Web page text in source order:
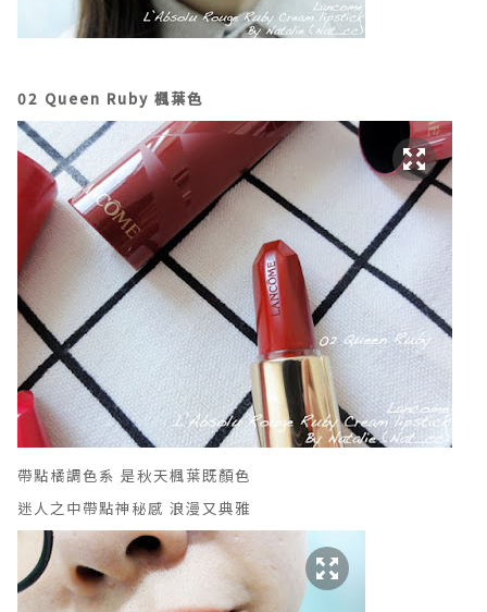
02 Queen Ruby 楓葉色
帶點橘調色系 是秋天楓葉既顏色
迷人之中帶點神秘感 浪漫又典雅